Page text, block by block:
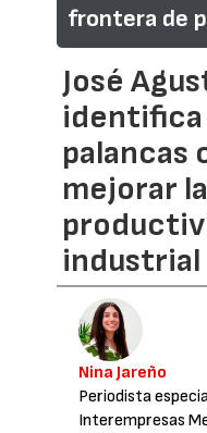
frontera de
José
identifica
palancas
mejorar la
industrial
Nina Jareño
Periodista
Interempresas